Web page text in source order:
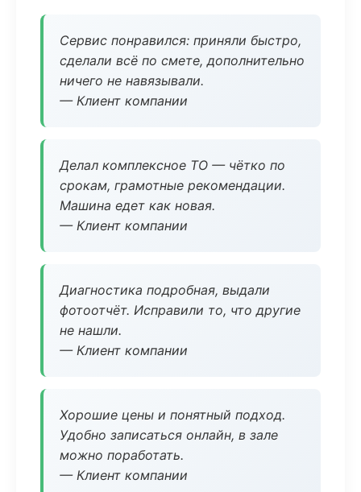
Сервис понравился: приняли быстро,
сделали всё по смете, дополнительно
ничего не навязывали.
— Клиент компании
Делал комплексное ТО — чётко по
срокам, грамотные рекомендации.
Машина едет как новая.
— Клиент компании
Диагностика подробная, выдали
фотоотчёт. Исправили то, что другие
не нашли.
— Клиент компании
Хорошие цены и понятный подход.
Удобно записаться онлайн, в зале
можно поработать.
— Клиент компании